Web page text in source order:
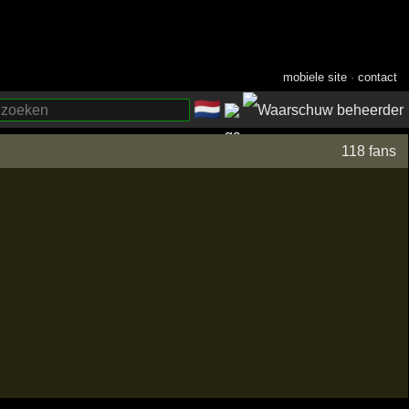
mobiele site ·contact
🇳🇱
118 fans